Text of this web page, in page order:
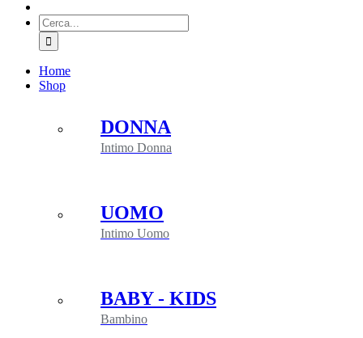
Cerca
per:
Home
Shop
DONNA
Intimo Donna
UOMO
Intimo Uomo
BABY - KIDS
Bambino